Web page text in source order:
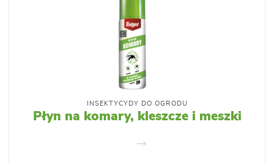
INSEKTYCYDY DO OGRODU
Płyn na komary, kleszcze i meszki